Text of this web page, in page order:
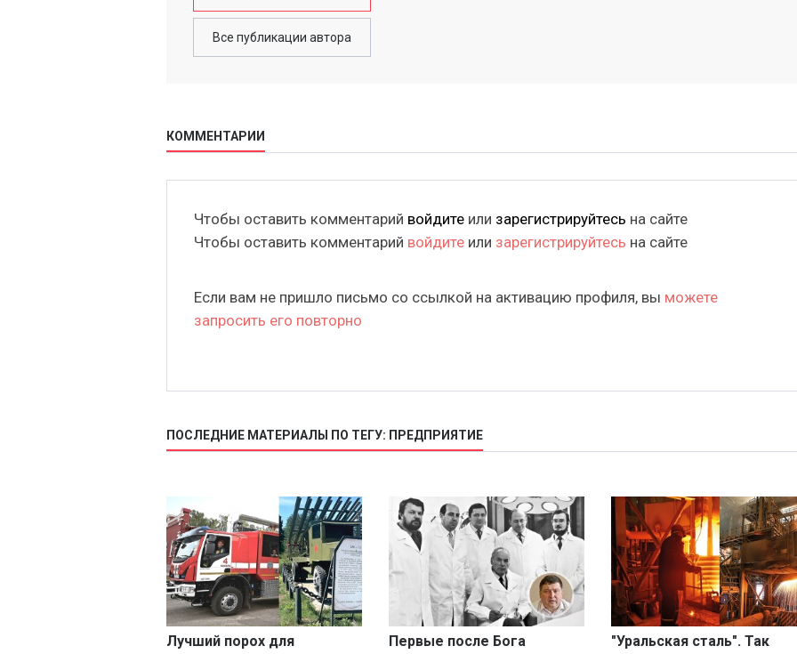
Все публикации автора
КОММЕНТАРИИ
Чтобы оставить комментарий войдите или зарегистрируйтесь на сайте
Чтобы оставить комментарий войдите или зарегистрируйтесь на сайте
Если вам не пришло письмо со ссылкой на активацию профиля, вы можете
запросить его повторно
ПОСЛЕДНИЕ МАТЕРИАЛЫ ПО ТЕГУ: ПРЕДПРИЯТИЕ
Лучший порох для
Первые после Бога
"Уральская сталь". Так